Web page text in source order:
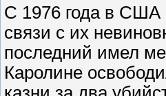
С 1976 года в США
связи с их
последний имел
Каролине